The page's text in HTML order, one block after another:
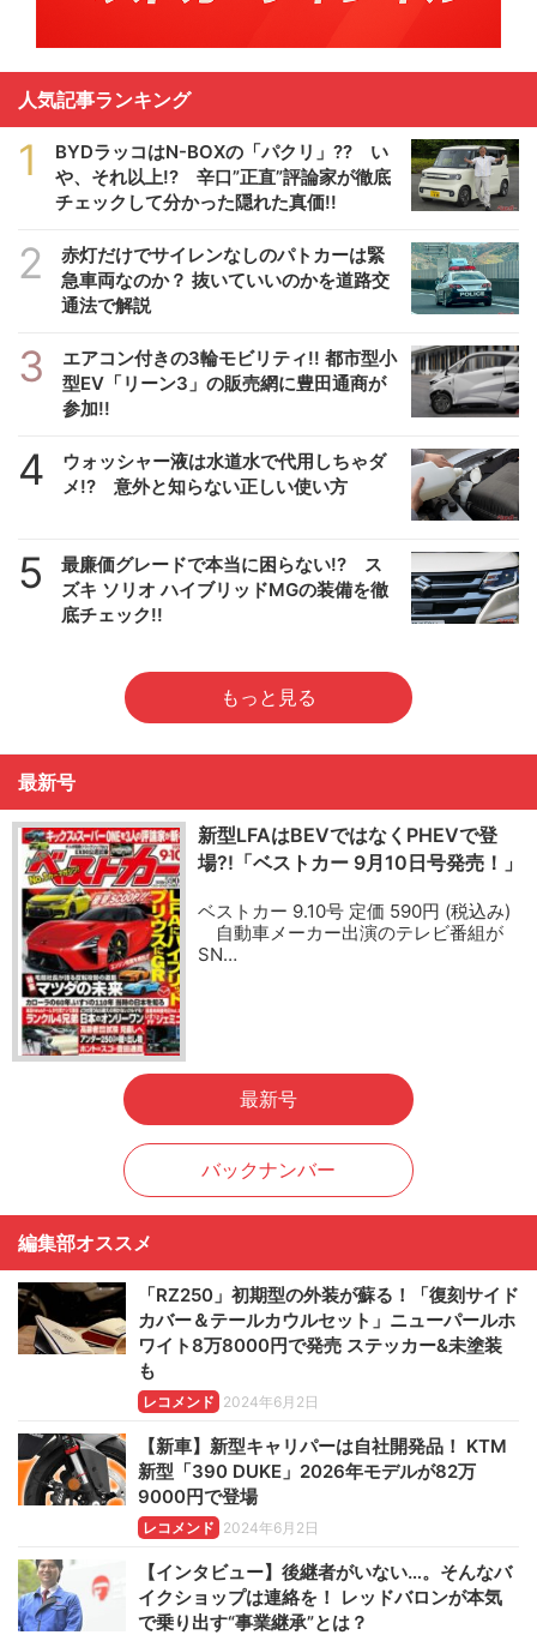
人気記事ランキング
1
BYDラッコはN-BOXの「パクリ」?? い
や、それ以上!? 辛口”正直”評論家が徹底
チェックして分かった隠れた真価!!
2
赤灯だけでサイレンなしのパトカーは緊
急車両なのか？ 抜いていいのかを道路交
通法で解説
3
エアコン付きの3輪モビリティ!! 都市型小
型EV「リーン3」の販売網に豊田通商が
参加!!
4
ウォッシャー液は水道水で代用しちゃダ
メ!? 意外と知らない正しい使い方
5
最廉価グレードで本当に困らない!? ス
ズキ ソリオ ハイブリッドMGの装備を徹
底チェック!!
もっと見る
最新号
新型LFAはBEVではなくPHEVで登
場?!「ベストカー 9月10日号発売！」
ベストカー 9.10号 定価 590円 (税込み)
自動車メーカー出演のテレビ番組が
SN…
最新号
バックナンバー
編集部オススメ
「RZ250」初期型の外装が蘇る！「復刻サイド
カバー＆テールカウルセット」ニューパールホ
ワイト8万8000円で発売 ステッカー&未塗装
も
レコメンド 2024年6月2日
【新車】新型キャリパーは自社開発品！ KTM
新型「390 DUKE」2026年モデルが82万
9000円で登場
レコメンド 2024年6月2日
【インタビュー】後継者がいない…。そんなバ
イクショップは連絡を！ レッドバロンが本気
で乗り出す“事業継承”とは？